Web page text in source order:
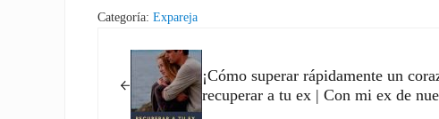
Categoría:Expareja
¡Cómo superar rápidamente un
recuperar a tu ex | Con mi ex de